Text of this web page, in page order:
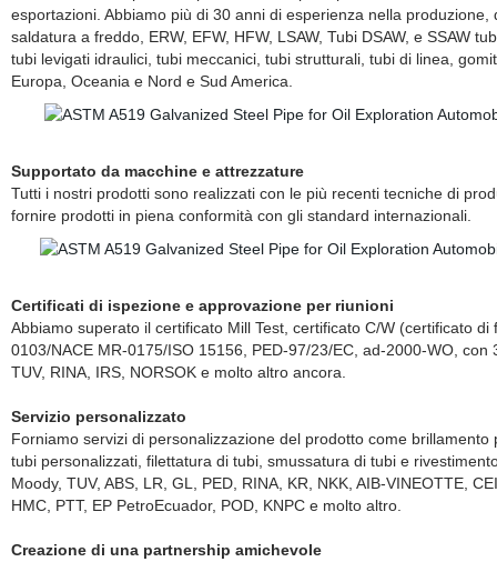
esportazioni. Abbiamo più di 30 anni di esperienza nella
saldatura a freddo, ERW, EFW, HFW, LSAW, Tubi DSAW, e SSAW
tubi levigati idraulici, tubi meccanici, tubi strutturali, tubi di linea,
Europa, Oceania e Nord e Sud America.
Supportato da macchine e attrezzature
Tutti i nostri prodotti sono realizzati con le più recenti tecniche di
fornire prodotti in piena conformità con gli standard internazionali.
Certificati di ispezione e approvazione per riunioni
Abbiamo superato il certificato Mill Test, certificato C/W (certificato
0103/NACE MR-0175/ISO 15156, PED-97/23/EC, ad-2000-WO,
TUV, RINA, IRS, NORSOK e molto altro ancora.
Servizio personalizzato
Forniamo servizi di personalizzazione del prodotto come
tubi personalizzati, filettatura di tubi, smussatura di tubi e
Moody, TUV, ABS, LR, GL, PED, RINA, KR, NKK, AIB-VINEOTTE,
HMC, PTT, EP PetroEcuador, POD, KNPC e molto altro.
Creazione di una partnership amichevole